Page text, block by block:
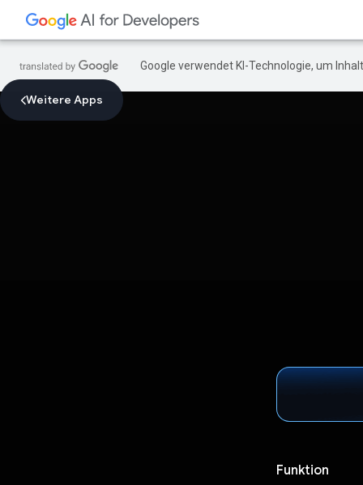
Google verwendet KI-Technologie, um
Weitere Apps
Funktion